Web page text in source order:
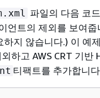
파일의 다음 코
언트의 제외를 보여
하지 않습니다.) 이 예
하고 AWS CRT 기
티팩트를 추가합니